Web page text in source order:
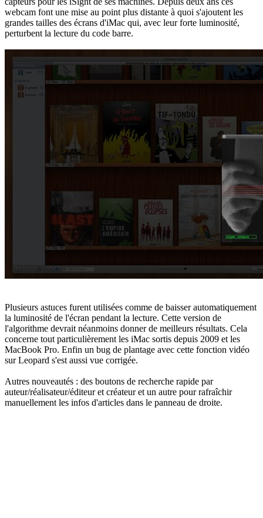
webcam font une mise au point plus distante à quoi s'ajoutent les
grandes tailles des écrans d'iMac qui, avec leur forte luminosité,
perturbent la lecture du code barre.
Plusieurs astuces furent utilisées comme de baisser automatiquement
la luminosité de l'écran pendant la lecture. Cette version de
l'algorithme devrait néanmoins donner de meilleurs résultats. Cela
concerne tout particulièrement les iMac sortis depuis 2009 et les
MacBook Pro. Enfin un bug de plantage avec cette fonction vidéo
sur Leopard s'est aussi vue corrigée.
Autres nouveautés : des boutons de recherche rapide par
auteur/réalisateur/éditeur et créateur et un autre pour rafraîchir
manuellement les infos d'articles dans le panneau de droite.